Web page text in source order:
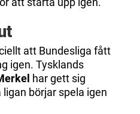
att Bundesliga fått
igen. Tysklands
har gett sig
börjar spela igen